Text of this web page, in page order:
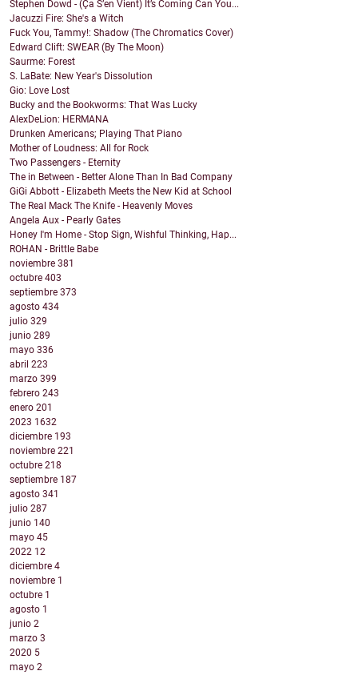
Stephen Dowd - (Ça S’en Vient) It’s Coming Can You...
Jacuzzi Fire: She's a Witch
Fuck You, Tammy!: Shadow (The Chromatics Cover)
Edward Clift: SWEAR (By The Moon)
Saurme: Forest
S. LaBate: New Year's Dissolution
Gio: Love Lost
Bucky and the Bookworms: That Was Lucky
AlexDeLion: HERMANA
Drunken Americans; Playing That Piano
Mother of Loudness: All for Rock
Two Passengers - Eternity
The in Between - Better Alone Than In Bad Company
GiGi Abbott - Elizabeth Meets the New Kid at School
The Real Mack The Knife - Heavenly Moves
Angela Aux - Pearly Gates
Honey I'm Home - Stop Sign, Wishful Thinking, Hap...
ROHAN - Brittle Babe
noviembre 381
octubre 403
septiembre 373
agosto 434
julio 329
junio 289
mayo 336
abril 223
marzo 399
febrero 243
enero 201
2023 1632
diciembre 193
noviembre 221
octubre 218
septiembre 187
agosto 341
julio 287
junio 140
mayo 45
2022 12
diciembre 4
noviembre 1
octubre 1
agosto 1
junio 2
marzo 3
2020 5
mayo 2